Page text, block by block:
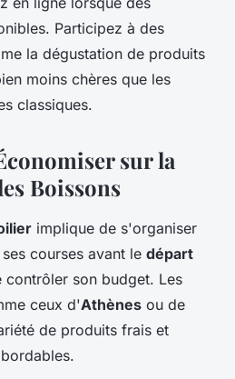
Participez à des
la dégustation de produits
moins chères que les
classiques.
sur la
Boissons
implique de s'organiser
courses avant le départ
contrôler son budget. Les
ceux d'Athènes ou de
de produits frais et